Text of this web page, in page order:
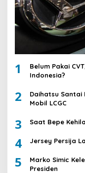
1
Belum Pakai
Indonesia?
2
Daihatsu Santai
Mobil LCGC
3 Saat Bepe
4 Jersey Persija
5
Marko Simic
Presiden